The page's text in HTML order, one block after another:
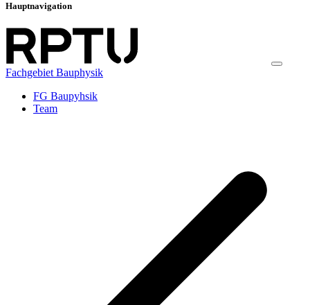
Hauptnavigation
Fachgebiet Bauphysik
FG Baupyhsik
Team